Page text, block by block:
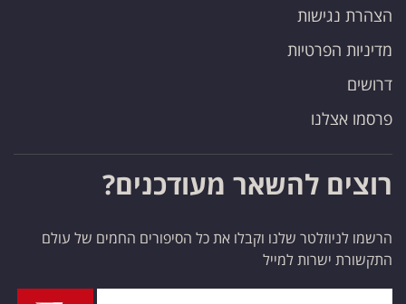
הצהרת נגישות
מדיניות הפרטיות
דרושים
פרסמו אצלנו
רוצים להשאר מעודכנים?
הרשמו לניוזלטר שלנו וקבלו את כל הסיפורים החמים של עולם
התקשורת ישרות למייל